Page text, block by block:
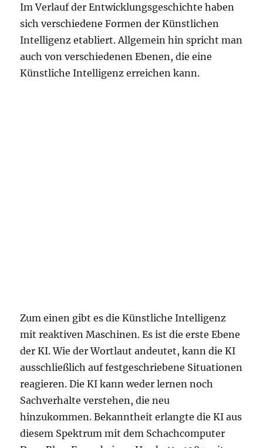
Im Verlauf der Entwicklungsgeschichte haben
sich verschiedene Formen der Künstlichen
Intelligenz etabliert. Allgemein hin spricht man
auch von verschiedenen Ebenen, die eine
Künstliche Intelligenz erreichen kann.
Zum einen gibt es die Künstliche Intelligenz
mit reaktiven Maschinen. Es ist die erste Ebene
der KI. Wie der Wortlaut andeutet, kann die KI
ausschließlich auf festgeschriebene Situationen
reagieren. Die KI kann weder lernen noch
Sachverhalte verstehen, die neu
hinzukommen. Bekanntheit erlangte die KI aus
diesem Spektrum mit dem Schachcomputer